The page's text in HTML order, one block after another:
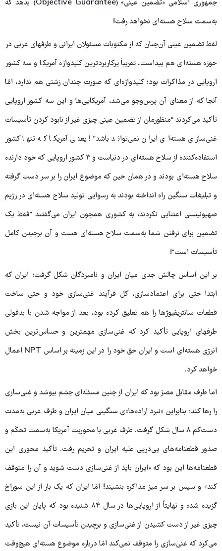
جمهوری اسلامی «تضمین عینی» (Objective Guarantee) بدهد که
به‌سمت سلاح هسته‌ای نخواهد رفت!
لفظ تضمین عینی آن‌چنان که از مکتوبات مسئولان ایرانی و طرفهای غربی در
حوزه هسته‌ای هم پیداست، تقریباً پرکاربردترین کلیدواژه آمریکا و سه کشور
اروپایی در مذاکرات بود؛ کلیدواژه‌ای که صورت چندان زشتی هم ندارد، امّا
آنجا که از معنای آن پرس‌وجو می‌شد، آمریکایی‌ها و این سه کشور اروپایی
تأکید می‌کردند "منظورمان از تضمین عینی چیزی غیر از نابود کردن تأسیسات
غنی‌سازی هسته‌ای ایران نمی‌تواند باشد"! یعنی آمریکا که تنها کشور
استفاده‌کننده از سلاح هسته‌ای در دنیاست و ۳ کشور اروپایی که خود دارنده
سلاح هسته‌ای بودند و در همان حین که موضوع ایران را بر سر دست گرفته
و تبلیغات سنگین راه انداخته بودند به رسوایی تولید سلاح هسته‌ای در رژیم
صهیونیستی اعتنایی نکردند، به کشوری همچون ایران می‌گفتند "فقط یک
تضمین برای نرفتن شما به‌سمت سلاح هسته‌ای هست و آن برچیدن کامل
تأسیسات است"!
بر این اساس چالش جدی میان ایران و نامبردگان شکل گرفت؛ ایران که
ابتدا حتی برای اعتمادسازی، کل فرآیند غنی‌سازی خود و حتی ساخت
قطعات سانتریفیوژها را هم تعلیق کرده بود، بعد از مواجه شدن با بدقولی
طرفهای اروپایی تأکید کرد که غنی‌سازی مهمترین و حساس‌ترین بخش
انرژی هسته‌ای است و ایران حق خود را در این زمینه بر اساس NPT اعمال
خواهد کرد.
اما طرف مقابل مصرّ بود که ایران از چنین مسئله‌ای چشم بپوشد و غنی‌سازی
را رها کند؛ بنابراین «نبرد اراده‌ها»ی سنگینی میان ایران و طرف غربی به‌مدت
دست‌کم ۸ سال شکل گرفت. طرف غربی با محوریت آمریکا به‌سمت تحکّم و
صدور قطعنامه‌های پی‌درپی علیه ایران و تحریم رفت. تأکید محوری این
قطعنامه‌ها این بود که «ایران باید از غنی‌سازی دست شوید و آن را متوقف
کند» و سپس بر سر میز مذاکره بنشیند! امّا ایران که یک بار از این سوراخ
گزیده شده و نهایتاً از اروپایی‌ها در سال ۸۴ شنیده بود که پایان این بازی
چیزی غیر از دست کشیدن از غنی‌سازی و برچیدن تأسیسات آن نیست، تأکید
می‌کرد که غنی‌سازی را متوقف نمی‌کند امّا درباره موضوع هسته‌ای هیچ‌وقت